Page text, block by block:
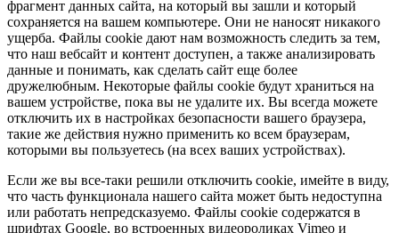
фрагмент данных сайта, на который вы зашли и который
сохраняется на вашем компьютере. Они не наносят никакого
ущерба. Файлы cookie дают нам возможность следить за тем,
что наш вебсайт и контент доступен, а также анализировать
данные и понимать, как сделать сайт еще более
дружелюбным. Некоторые файлы cookie будут храниться на
вашем устройстве, пока вы не удалите их. Вы всегда можете
отключить их в настройках безопасности вашего браузера,
такие же действия нужно применить ко всем браузерам,
которыми вы пользуетесь (на всех ваших устройствах).
Если же вы все-таки решили отключить cookie, имейте в виду,
что часть функционала нашего сайта может быть недоступна
или работать непредсказуемо. Файлы cookie содержатся в
шрифтах Google, во встроенных видеороликах Vimeo и